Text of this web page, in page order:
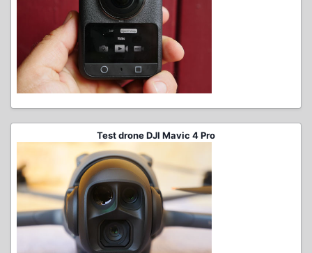
Test drone DJI Mavic 4 Pro